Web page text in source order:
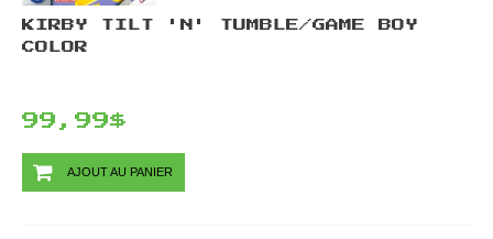
KIRBY TILT 'N' TUMBLE/GAME BOY
COLOR
99,99$
AJOUT AU PANIER